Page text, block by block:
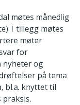
møtes månedlig
I tillegg møtes
møter
for
nyheter og
på tema
bl.a. knyttet til